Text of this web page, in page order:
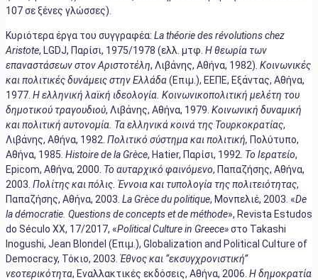
107 σε ξένες γλώσσες).
Κυριότερα έργα του συγγραφέα: La théorie des révolutions chez
Aristote, LGDJ, Παρίσι, 1975/1978 (ελλ. μτφ. Η θεωρία των
επαναστάσεων στον Αριστοτέλη, Λιβάνης, Αθήνα, 1982). Κοινωνικές
και πολιτικές δυνάμεις στην Ελλάδα(Επιμ.), ΕΕΠΕ, Εξάντας, Αθήνα,
1977. Η ελληνική λαϊκή ιδεολογία. Κοινωνικοπολιτική μελέτη του
δημοτικού τραγουδιού, Λιβάνης, Αθήνα, 1979. Κοινωνική δυναμική
και πολιτική αυτονομία. Τα ελληνικά κοινά της Τουρκοκρατίας,
Λιβάνης, Αθήνα, 1982. Πολιτικό σύστημα και πολιτική, Πολύτυπο,
Αθήνα, 1985. Histoire de laGrèce, Hatier, Παρίσι, 1992. Το Ιερατείο,
Epicom, Αθήνα, 2000. Το αυταρχικό φαινόμενο, Παπαζήσης, Αθήνα,
2003. Πολίτης και πόλις. Έννοια και τυπολογία της πολιτειότητας,
Παπαζήσης, Αθήνα, 2003. La Grèce du politique, Μονπελιέ, 2003. «De
la démocratie. Questions de concepts et de méthode», Revista Estudos
do Século XX, 17/2017, «Political Culture in Greece»στο Takashi
Inogushi, Jean Blondel (Επιμ.), Globalization and Political Culture of
Democracy, Τόκιο, 2003. Έθνος και “εκσυγχρονιστική”
νεοτερικότητα, Εναλλακτικές εκδόσεις, Αθήνα, 2006. Η δημοκρατία